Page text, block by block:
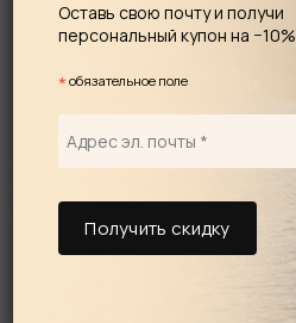
Оставь свою почту и получи
персональный купон на −10%
* обязательное поле